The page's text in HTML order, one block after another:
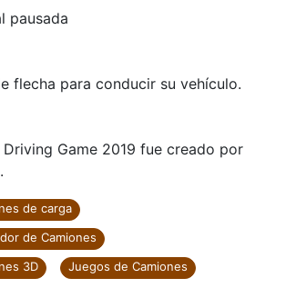
pausada
flecha para conducir su vehículo.
Game 2019 fue creado por
de carga
de Camiones
3D
Juegos de Camiones